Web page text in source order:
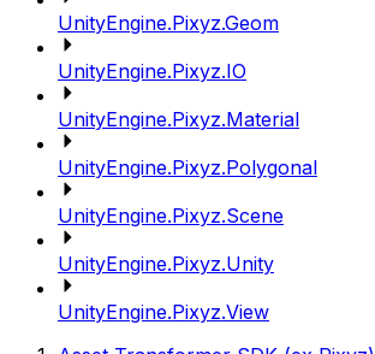
UnityEngine.Pixyz.Geom
UnityEngine.Pixyz.IO
UnityEngine.Pixyz.Material
UnityEngine.Pixyz.Polygonal
UnityEngine.Pixyz.Scene
UnityEngine.Pixyz.Unity
UnityEngine.Pixyz.View